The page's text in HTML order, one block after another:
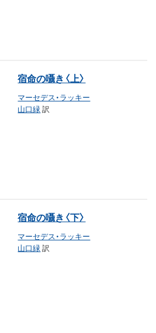
宿命の囁き〈上〉
マーセデス・ラッキー
山口緑訳
宿命の囁き〈下〉
マーセデス・ラッキー
山口緑 訳